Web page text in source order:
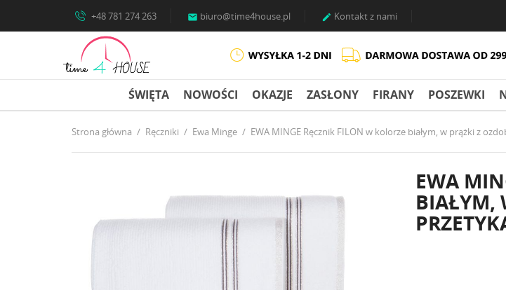
+48 781 274 263  biuro@time4house.pl  Kontakt z nami
ŚWIĘTA NOWOŚCI OKAZJE ZASŁONY FIRANY POSZEWKI
Strona główna Ręczniki Ewa Minge EWA MINGE Ręcznik FILON w kolorze białym, w prążki z
EWA
BIAŁYM,